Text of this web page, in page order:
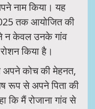
नाम किया। यह
तक आयोजित की
न केवल उनके गांव
किया है।
अपने कोच की मेहनत,
रूप से अपने पिता की
कि मैं रोजाना गांव से